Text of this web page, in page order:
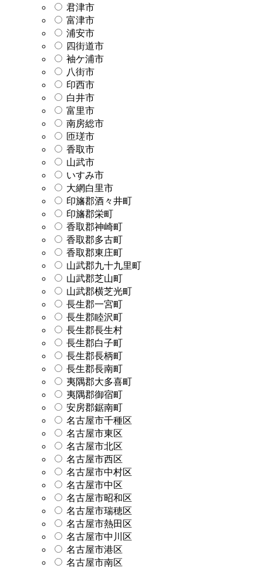
君津市
富津市
浦安市
四街道市
袖ケ浦市
八街市
印西市
白井市
富里市
南房総市
匝瑳市
香取市
山武市
いすみ市
大網白里市
印旛郡酒々井町
印旛郡栄町
香取郡神崎町
香取郡多古町
香取郡東庄町
山武郡九十九里町
山武郡芝山町
山武郡横芝光町
長生郡一宮町
長生郡睦沢町
長生郡長生村
長生郡白子町
長生郡長柄町
長生郡長南町
夷隅郡大多喜町
夷隅郡御宿町
安房郡鋸南町
名古屋市千種区
名古屋市東区
名古屋市北区
名古屋市西区
名古屋市中村区
名古屋市中区
名古屋市昭和区
名古屋市瑞穂区
名古屋市熱田区
名古屋市中川区
名古屋市港区
名古屋市南区